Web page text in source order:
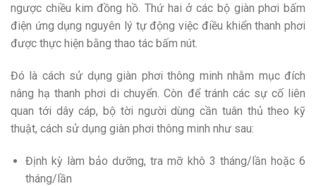
ngược chiều kim đồng hồ. Thứ hai ở các bộ giàn phơi bấm
điện ứng dụng nguyên lý tự động việc điều khiển thanh phơi
được thực hiện bằng thao tác bấm nút.
Đó là cách sử dụng giàn phơi thông minh nhằm mục đích
nâng hạ thanh phơi di chuyển. Còn để tránh các sự cố liên
quan tới dây cáp, bộ tời người dùng cần tuân thủ theo kỹ
thuật, cách sử dụng giàn phơi thông minh như sau:
Định kỳ làm bảo dưỡng, tra mỡ khô 3 tháng/lần hoặc 6
tháng/lần